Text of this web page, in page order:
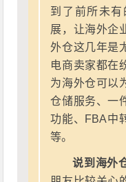
到了前所未
展，让海外企
外仓这几年是
电商卖家都在
为海外仓可以
仓储服务、一
功能、FBA中
等。
说到海外